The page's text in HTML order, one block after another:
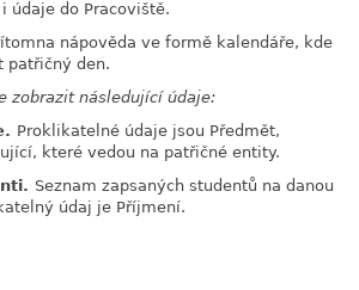
údaje do Pracoviště.
nápověda ve formě kalendáře, kde
patřičný den.
zobrazit následující údaje:
Proklikatelné údaje jsou Předmět,
které vedou na patřičné entity.
Seznam zapsaných studentů na danou
údaj je Příjmení.